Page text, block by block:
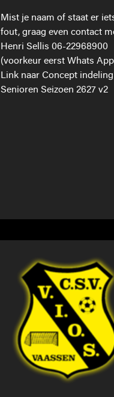
Mist je naam of staat er
fout, graag even contact
Henri Sellis 06-22968900
(voorkeur eerst Whats
Link naar Concept indeling
Senioren Seizoen 2627 v2